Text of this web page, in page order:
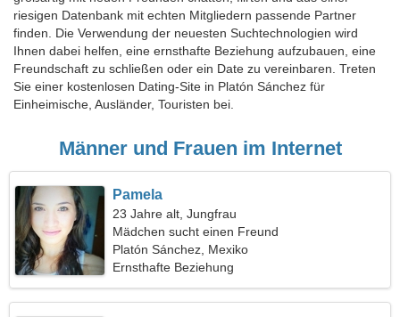
riesigen Datenbank mit echten Mitgliedern passende Partner
finden. Die Verwendung der neuesten Suchtechnologien wird
Ihnen dabei helfen, eine ernsthafte Beziehung aufzubauen, eine
Freundschaft zu schließen oder ein Date zu vereinbaren. Treten
Sie einer kostenlosen Dating-Site in Platón Sánchez für
Einheimische, Ausländer, Touristen bei.
Männer und Frauen im Internet
Pamela
23 Jahre alt, Jungfrau
Mädchen sucht einen Freund
Platón Sánchez, Mexiko
Ernsthafte Beziehung